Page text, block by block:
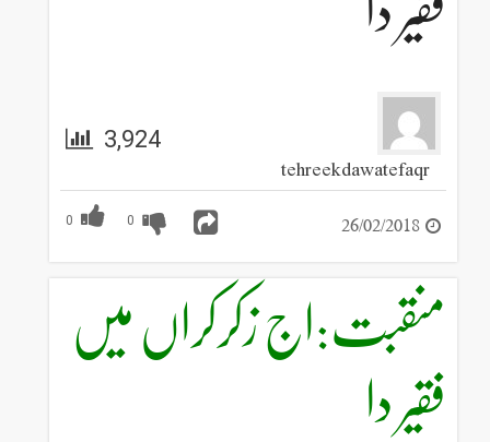
فقیر دا
tehreekdawatefaqr
3,924
0 0 26/02/2018
منقبت:اج زکرکراں میں
فقیر دا